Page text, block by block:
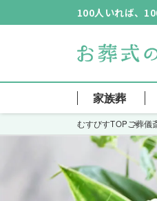
100人いれば、
家族葬
むすびすTOPご葬儀